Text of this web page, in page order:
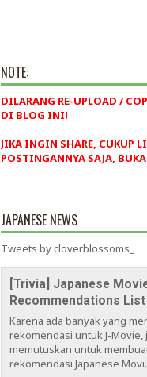
NOTE:
DILARANG RE-UPLOAD /
DI BLOG INI!
JIKA INGIN SHARE, CUKUP
POSTINGANNYA SAJA,
JAPANESE NEWS
Tweets by cloverblossoms_
[Trivia] Japanese
Recommendations List
Karena ada banyak yang
rekomendasi untuk J-Movie,
memutuskan untuk
rekomendasi Japanese